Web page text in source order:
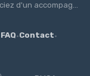
d'un accompag...
FAQ·Contact·